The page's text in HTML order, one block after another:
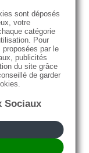
saison
sont déposés
votre
catégorie
Pour
proposées par le
publicités
du site grâce
de garder
Sociaux